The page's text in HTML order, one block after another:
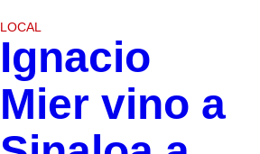
LOCAL
Ignacio
Mier vino a